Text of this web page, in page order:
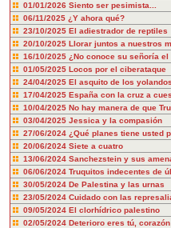
01/01/2026 Siento ser pesimista...
06/11/2025 ¿Y ahora qué?
23/10/2025 El adiestrador de reptiles
20/10/2025 Llorar juntos a nuestros
16/10/2025 ¿No conoce su señoría
01/05/2025 Locos por el ciberataque
24/04/2025 El asquito de los
17/04/2025 España con la cruz a
10/04/2025 No hay manera de que
03/04/2025 Jessica y la compasión
27/06/2024 ¿Qué planes tiene usted
20/06/2024 Siete a cuatro
13/06/2024 Sanchezstein y sus
06/06/2024 Truquitos indecentes de
30/05/2024 De Palestina y las urnas
23/05/2024 Cuidado con las
09/05/2024 El clorhídrico palestino
02/05/2024 Deterioro eres tú, corazón